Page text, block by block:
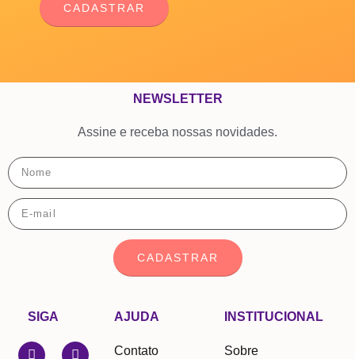
CADASTRAR
INSTITUCIONAL
Sobre
AJUDA
Contato
SIGA
NEWSLETTER
Assine e receba nossas novidades.
CADASTRAR